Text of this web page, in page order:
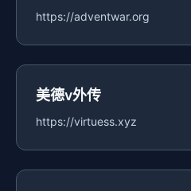
https://adventwar.org
美德v外传
https://virtuess.xyz